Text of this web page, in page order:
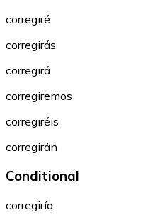
corregiré
corregirás
corregirá
corregiremos
corregiréis
corregirán
Conditional
corregiría